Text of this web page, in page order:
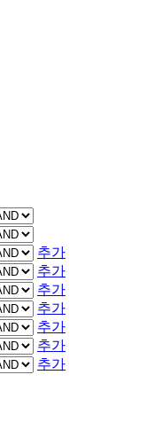
추가
추가
추가
추가
추가
추가
추가